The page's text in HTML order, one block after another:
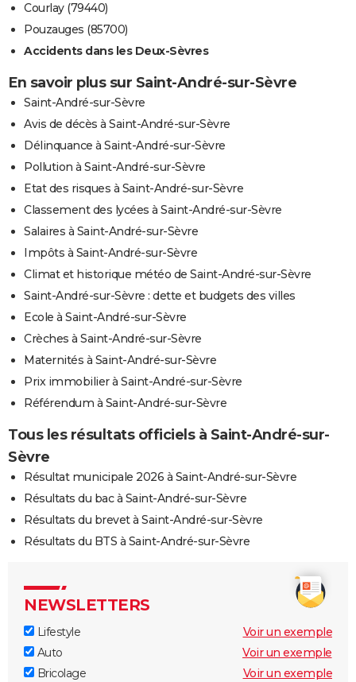
Courlay (79440)
Pouzauges (85700)
Accidents dans les Deux-Sèvres
En savoir plus sur Saint-André-sur-Sèvre
Saint-André-sur-Sèvre
Avis de décès à Saint-André-sur-Sèvre
Délinquance à Saint-André-sur-Sèvre
Pollution à Saint-André-sur-Sèvre
Etat des risques à Saint-André-sur-Sèvre
Classement des lycées à Saint-André-sur-Sèvre
Salaires à Saint-André-sur-Sèvre
Impôts à Saint-André-sur-Sèvre
Climat et historique météo de Saint-André-sur-Sèvre
Saint-André-sur-Sèvre : dette et budgets des villes
Ecole à Saint-André-sur-Sèvre
Crèches à Saint-André-sur-Sèvre
Maternités à Saint-André-sur-Sèvre
Prix immobilier à Saint-André-sur-Sèvre
Référendum à Saint-André-sur-Sèvre
Tous les résultats officiels à Saint-André-sur-
Sèvre
Résultat municipale 2026 à Saint-André-sur-Sèvre
Résultats du bac à Saint-André-sur-Sèvre
Résultats du brevet à Saint-André-sur-Sèvre
Résultats du BTS à Saint-André-sur-Sèvre
NEWSLETTERS
Lifestyle
Voir un exemple
Auto
Voir un exemple
Bricolage
Voir un exemple